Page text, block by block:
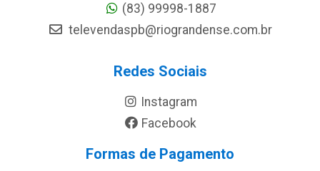
(83) 99998-1887
televendaspb@riograndense.com.br
Redes Sociais
Instagram
Facebook
Formas de Pagamento